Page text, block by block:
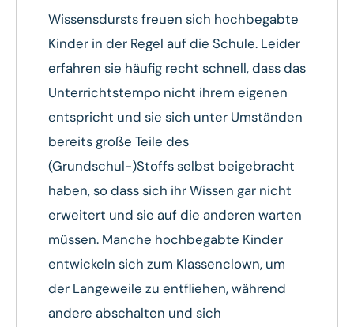
Wissensdursts freuen sich hochbegabte
Kinder in der Regel auf die Schule. Leider
erfahren sie häufig recht schnell, dass das
Unterrichtstempo nicht ihrem eigenen
entspricht und sie sich unter Umständen
bereits große Teile des
(Grundschul-)Stoffs selbst beigebracht
haben, so dass sich ihr Wissen gar nicht
erweitert und sie auf die anderen warten
müssen. Manche hochbegabte Kinder
entwickeln sich zum Klassenclown, um
der Langeweile zu entfliehen, während
andere abschalten und sich